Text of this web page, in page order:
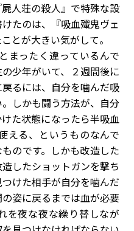
人荘の殺人』で特殊な設
たのは、『吸血殲鬼ヴェ
とが大きい気がして。
まったく違っているんで
少年がいて、２週間後に
るには、自分を噛んだ吸
しかも闘う方法が、自分
た状態になったら半吸血
える、というものなんで
のです。しかも改造した
したショットガンを撃ち
けた相手が自分を噛んだ
姿に戻るまでは血が必要
を夜な夜な繰り替しなが